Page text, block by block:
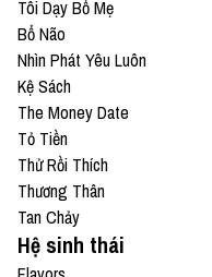
Tôi Dạy Bố Mẹ
Bổ Não
Nhìn Phát Yêu Luôn
Kệ Sách
The Money Date
Tỏ Tiền
Thử Rồi Thích
Thương Thân
Tan Chảy
Hệ sinh thái